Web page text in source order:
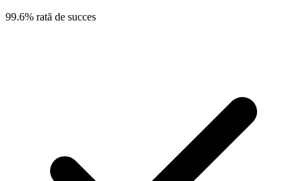
99.6% rată de succes